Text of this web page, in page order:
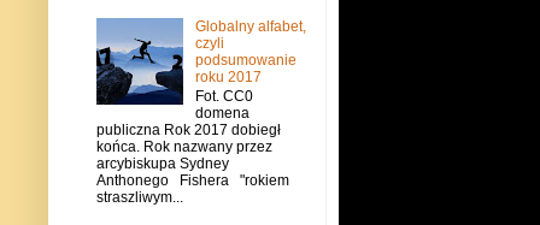
Globalny alfabet,
czyli
podsumowanie
roku 2017
Fot. CC0
domena
publiczna Rok 2017 dobiegł
końca. Rok nazwany przez
arcybiskupa Sydney
Anthonego Fishera "rokiem
straszliwym...